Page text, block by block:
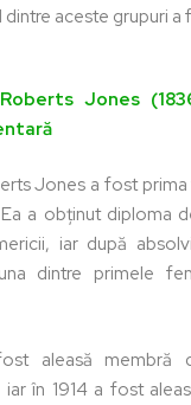
dintre aceste grupuri
Jones
Jones a fost
a obținut diploma
iar după
dintre primele
aleasă membră
iar în 1914 a fost